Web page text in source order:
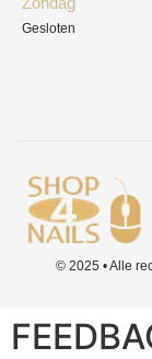
Gesloten
© 2025 • Alle